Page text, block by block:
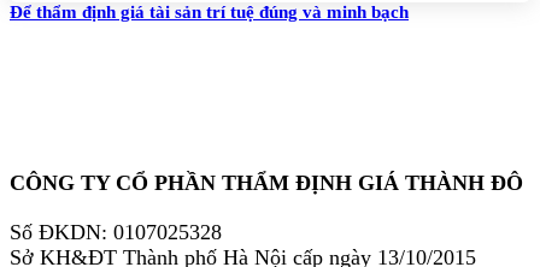
Để thẩm định giá tài sản trí tuệ đúng và minh bạch
CÔNG TY CỔ PHẦN THẨM ĐỊNH GIÁ THÀNH ĐÔ
Số ĐKDN: 0107025328
Sở KH&ĐT Thành phố Hà Nội cấp ngày 13/10/2015